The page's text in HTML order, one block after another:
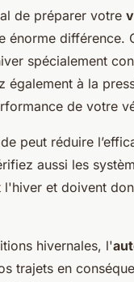
de préparer votre
énorme différence.
spécialement
également à la
de votre
peut réduire
aussi les
et doivent
hivernales, l'
trajets en